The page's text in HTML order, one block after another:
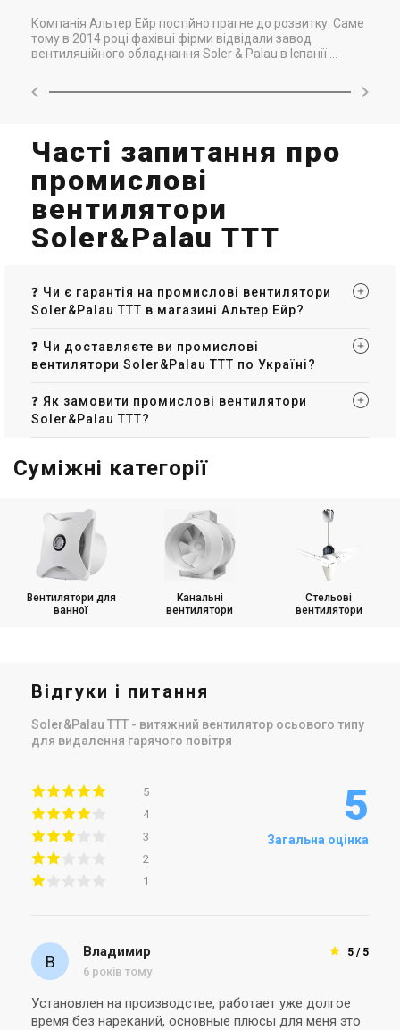
Компанія Альтер Ейр постійно прагне до розвитку. Саме
тому в 2014 році фахівці фірми відвідали завод
вентиляційного обладнання Soler & Palau в Іспанії ...
Часті запитання про
промислові
вентилятори
Soler&Palau TTT
❓ Чи є гарантія на промислові вентилятори
Soler&Palau TTT в магазині Альтер Ейр?
❓ Чи доставляєте ви промислові
вентилятори Soler&Palau TTT по Україні?
❓ Як замовити промислові вентилятори
Soler&Palau TTT?
Суміжні категорії
Вентилятори для
ванної
Канальні
вентилятори
Стельові
вентилятори
Відгуки і питання
Soler&Palau TTT - витяжний вентилятор осьового типу
для видалення гарячого повітря
5
4
3
2
1
5
Загальна оцінка
5 / 5
Владимир
6 років тому
Установлен на производстве, работает уже долгое
время без нареканий, основные плюсы для меня это